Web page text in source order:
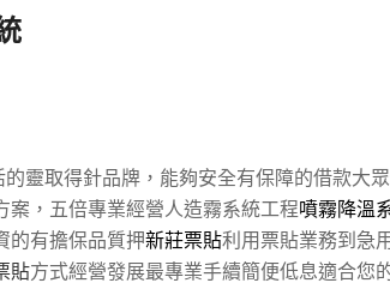
靈取得針品牌，能夠安全有保障的借款大
案，五倍專業經營人造霧系統工程噴霧降溫
的有擔保品質押新莊票貼利用票貼業務到急
貼方式經營發展最專業手續簡便低息適合您